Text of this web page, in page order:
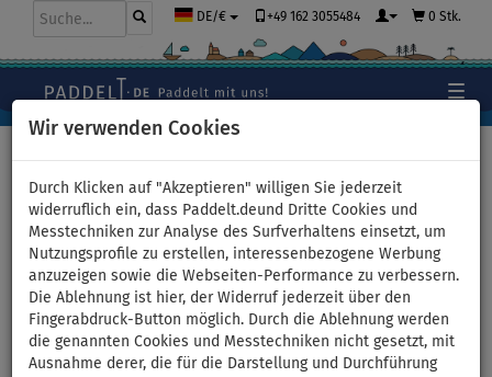
Wir verwenden Cookies
Durch Klicken auf "Akzeptieren" willigen Sie jederzeit
widerruflich ein, dass Paddelt.deund Dritte Cookies und
Messtechniken zur Analyse des Surfverhaltens einsetzt, um
Nutzungsprofile zu erstellen, interessenbezogene Werbung
anzuzeigen sowie die Webseiten-Performance zu verbessern.
Die Ablehnung ist hier, der Widerruf jederzeit über den
Fingerabdruck-Button möglich. Durch die Ablehnung werden
die genannten Cookies und Messtechniken nicht gesetzt, mit
Ausnahme derer, die für die Darstellung und Durchführung
DE/€ +49 162 3055484 0 Stk.
Snapback Cap
PADDLEBOARDING
white/black Logo-Stamp